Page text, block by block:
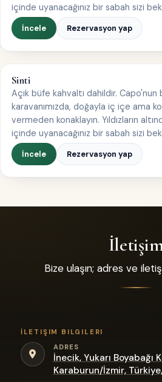
içinde uyanacağınız bir sabah sizi
İncele Rezervasyon yap
Sinti
Açık büfe kahvaltı dahildir.
karavanımızda, doğayla iç içe ama
vermeden konaklayın. Yıldızların
içinde uyanacağınız bir sabah sizi
İncele Rezervasyon yap
Bize ulaşın; adres ve
İLETIŞIM BILGILERI
ADRES
İnecik, Yukarı
Karaburun/İzmir,